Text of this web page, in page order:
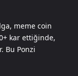
meme coin
kar ettiğinde,
Bu Ponzi